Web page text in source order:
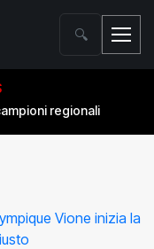
🔍
regionali
Vione inizia la